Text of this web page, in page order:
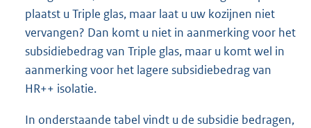
plaatst u Triple glas, maar laat u uw kozijnen niet
vervangen? Dan komt u niet in aanmerking voor het
subsidiebedrag van Triple glas, maar u komt wel in
aanmerking voor het lagere subsidiebedrag van
HR++ isolatie.
In onderstaande tabel vindt u de subsidie bedragen,